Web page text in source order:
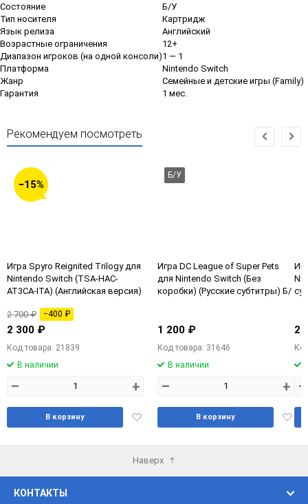
Состояние
Б/У
Тип носителя
Картридж
Язык релиза
Английский
Возрастные ограничения
12+
Диапазон игроков (на одной консоли)1 — 1
Платформа
Nintendo Switch
Жанр
Семейные и детские игры (Family)
Гарантия
1 мес.
Рекомендуем посмотреть
−15%
Игра Spyro Reignited Trilogy для
Nintendo Switch (TSA-HAC-
AT3CA-ITA) (Английская версия)
2 700 ₽ −400 ₽
2 300 ₽
Код товара: 21839
В наличии
– +
Добавить
В корзину
Б/У
Игра DC League of Super Pets
для Nintendo Switch (Без
коробки) (Русские субтитры) Б/
1 200 ₽
Код товара: 31646
В наличии
– +
В корзину
2
–
Наверх
КОНТАКТЫ